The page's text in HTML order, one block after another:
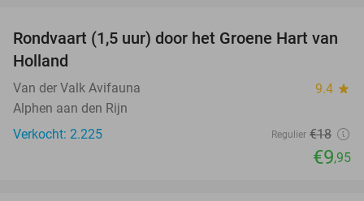
45%
Rondvaart (1,5 uur) door het Groene Hart van
Holland
Van der Valk Avifauna 9.4 star
Alphen aan den Rijn
Verkocht: 2.225
Regulier €18
€9,95